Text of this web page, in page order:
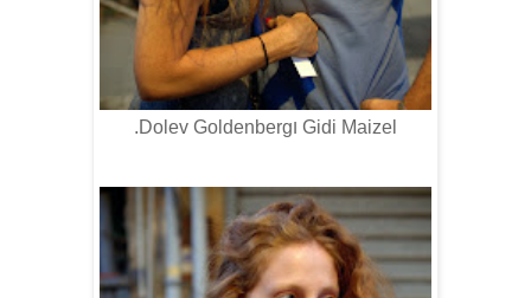
Gidi Maizel ‏ ו‏Dolev Goldenberg
‏‏.